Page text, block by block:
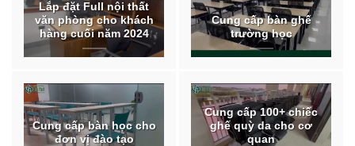
Lắp đặt Full nội thất
văn phòng cho khách
hàng cuối năm 2024
Cung cấp bàn ghế
trường học
Cung cấp bàn học cho
đơn vị đào tạo
Cung cấp 100+ chiếc
ghế quỳ da cho cơ
quan